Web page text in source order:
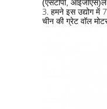
(एसटीपी, आईजीएस)ले
3. हमने इस उद्योग में
चीन की ग्रेट वॉल